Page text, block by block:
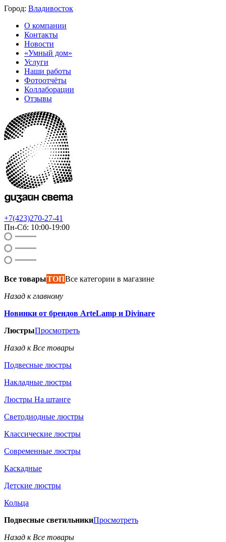
Город: Владивосток
О компании
Контакты
Новости
«Умный дом»
Услуги
Наши работы
Фотоотчёты
Коллаборации
Отзывы
+7(423)270-27-41
Пн-Сб: 10:00-19:00
Все товарыТОПВсе категории в магазине
Назад к главному
Новинки от брендов ArteLamp и Divinare
ЛюстрыПросмотреть
Назад к Все товары
Подвесные люстры
Накладные люстры
Люстры На штанге
Светодиодные люстры
Классические люстры
Современные люстры
Каскадные
Детские люстры
Кольца
Подвесные светильникиПросмотреть
Назад к Все товары